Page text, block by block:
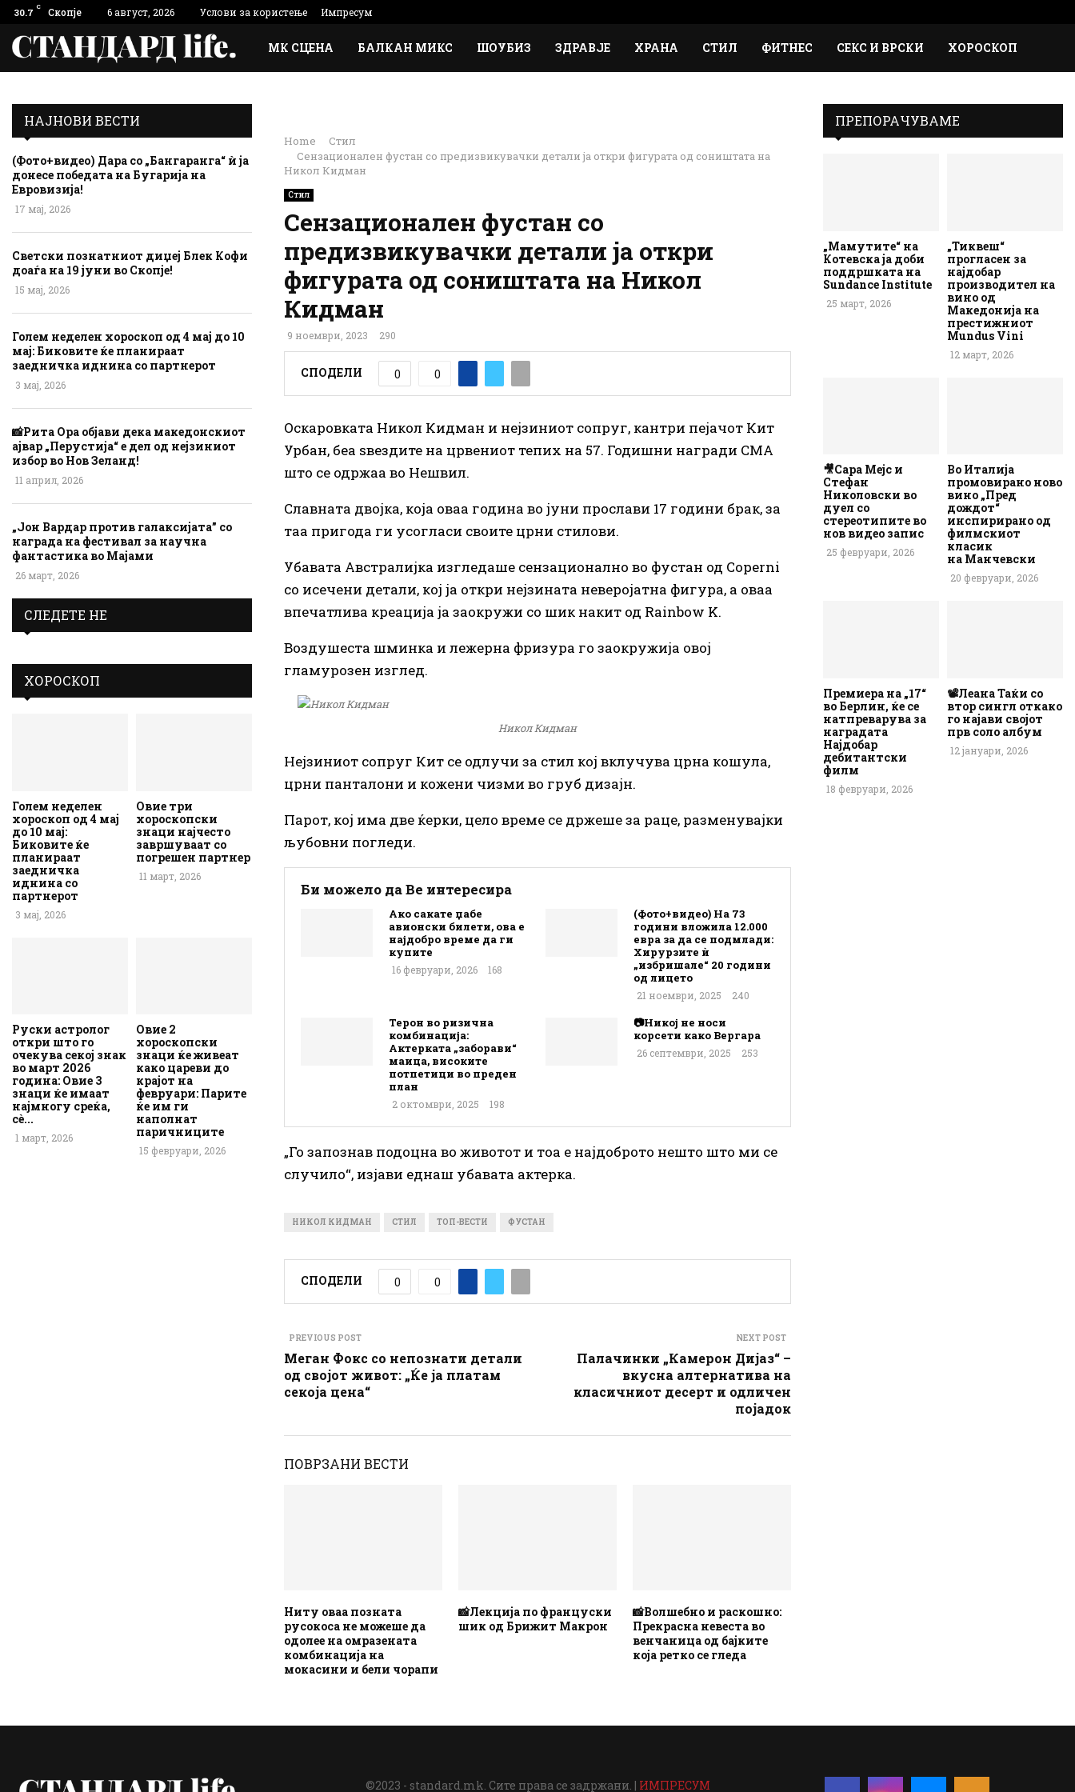
30.7 C Скопје 6 август, 2026 Услови за користење Импресум
МК СЦЕНА БАЛКАН МИКС ШОУБИЗ ЗДРАВЈЕ ХРАНА СТИЛ ФИТНЕС СЕКС И ВРСКИ ХОРОСКОП
Home
Стил
Сензационален фустан со предизвикувачки детали ја откри фигурата од соништата на
Никол Кидман
Стил
Сензационален фустан со
предизвикувачки детали ја откри
фигурата од соништата на Никол
Кидман
9 ноември, 2023 290
СПОДЕЛИ 0 0
Оскаровката Никол Кидман и нејзиниот сопруг, кантри пејачот Кит
Урбан, беа ѕвездите на црвениот тепих на 57. Годишни награди CMA
што се одржаа во Нешвил.
Славната двојка, која оваа година во јуни прослави 17 години брак, за
таа пригода ги усогласи своите црни стилови.
Убавата Австралијка изгледаше сензационално во фустан од Coperni
со исечени детали, кој ја откри нејзината неверојатна фигура, а оваа
впечатлива креација ја заокружи со шик накит од Rainbow K.
Воздушеста шминка и лежерна фризура го заокружија овој
гламурозен изглед.
Никол Кидман
Нејзиниот сопруг Кит се одлучи за стил кој вклучува црна кошула,
црни панталони и кожени чизми во груб дизајн.
Парот, кој има две ќерки, цело време се држеше за раце, разменувајки
љубовни погледи.
Би можело да Ве интересира
Ако сакате џабе
авионски билети, ова е
најдобро време да ги
купите
16 февруари, 2026 168
(Фото+видео) На 73
години вложила 12.000
евра за да се подмлади:
Хирурзите ѝ
„избришале“ 20 години
од лицето
21 ноември, 2025 240
Терон во ризична
комбинација:
Актерката „заборави“
маица, високите
потпетици во преден
план
2 октомври, 2025 198
📷Никој не носи
корсети како Вергара
26 септември, 2025 253
„Го запознав подоцна во животот и тоа е најдоброто нешто што ми се
случило“, изјави еднаш убавата актерка.
НИКОЛ КИДМАН СТИЛ ТОП-ВЕСТИ ФУСТАН
СПОДЕЛИ 0 0
PREVIOUS POST
Меган Фокс со непознати детали
од својот живот: „Ќе ја платам
секоја цена“
NEXT POST
Палачинки „Камерон Дијаз“ –
вкусна алтернатива на
класичниот десерт и одличен
појадок
ПОВРЗАНИ ВЕСТИ
Ниту оваа позната
русокоса не можеше да
одолее на омразената
комбинација на
мокасини и бели чорапи
📸Лекција по француски
шик од Брижит Макрон
📸Волшебно и раскошно:
Прекрасна невеста во
венчаница од бајките
која ретко се гледа
НАЈНОВИ ВЕСТИ
(Фото+видео) Дара со „Бангаранга“ ѝ ја
донесе победата на Бугарија на
Евровизија!
17 мај, 2026
Светски познатниот диџеј Блек Кофи
доаѓа на 19 јуни во Скопје!
15 мај, 2026
Голем неделен хороскоп од 4 мај до 10
мај: Биковите ќе планираат
заедничка иднина со партнерот
3 мај, 2026
📸Рита Ора објави дека македонскиот
ајвар „Перустија“ е дел од нејзиниот
избор во Нов Зеланд!
11 април, 2026
„Јон Вардар против галаксијата” со
награда на фестивал за научна
фантастика во Мајами
26 март, 2026
СЛЕДЕТЕ НЕ
ХОРОСКОП
Голем неделен
хороскоп од 4 мај
до 10 мај:
Биковите ќе
планираат
заедничка
иднина со
партнерот
3 мај, 2026
Овие три
хороскопски
знаци најчесто
завршуваат со
погрешен партнер
11 март, 2026
Руски астролог
откри што го
очекува секој знак
во март 2026
година: Овие 3
знаци ќе имаат
најмногу среќа,
сè...
1 март, 2026
Овие 2
хороскопски
знаци ќе живеат
како цареви до
крајот на
февруари: Парите
ќе им ги
наполнат
паричниците
15 февруари, 2026
ПРЕПОРАЧУВАМЕ
„Мамутите“ на
Котевска ја доби
поддршката на
Sundance Institute
25 март, 2026
„Тиквеш“
прогласен за
најдобар
производител на
вино од
Македонија на
престижниот
Mundus Vini
12 март, 2026
🎥Сара Мејс и
Стефан
Николовски во
дуел со
стереотипите во
нов видео запис
25 февруари, 2026
Во Италија
промовирано ново
вино „Пред
дождот“
инспирирано од
филмскиот
класик
на Манчевски
20 февруари, 2026
Премиера на „17“
во Берлин, ќе се
натпреварува за
наградата
Најдобар
дебитантски
филм
18 февруари, 2026
📽️Леана Таќи со
втор сингл откако
го најави својот
прв соло албум
12 јануари, 2026
©2023 - standard.mk. Сите права се задржани. | ИМПРЕСУМ